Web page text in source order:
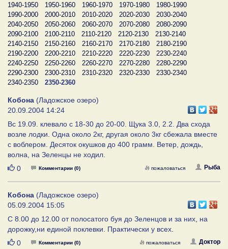
1940-1950
1950-1960 1960-1970 1970-1980
1980-1990
1990-2000
2000-2010 2010-2020 2020-2030
2030-2040
2040-2050
2050-2060 2060-2070 2070-2080
2080-2090
2090-2100
2100-2110 2110-2120 2120-2130
2130-2140
2140-2150
2150-2160 2160-2170 2170-2180
2180-2190
2190-2200
2200-2210 2210-2220 2220-2230
2230-2240
2240-2250
2250-2260 2260-2270 2270-2280
2280-2290
2290-2300
2300-2310 2310-2320 2320-2330
2330-2340
2340-2350
2350-2360
Кобона (Ладожское озеро)
20.09.2004 14:24
Вс 19.09. клевало с 18-30 до 20-00. Щука 3.0, 2.2. Два схода
возле лодки. Одна около 2кг, другая около 3кг сбежала вместе
с воблером. Десяток окушков до 400 грамм. Ветер, дождь,
волна, на Зеленцы не ходил.
Нравится
0 Комментарии (0) Рыба
пожаловаться
Кобона (Ладожское озеро)
05.09.2004 15:05
С 8.00 до 12.00 от полосатого буя до Зеленцов и за них, на
дорожку,ни единой поклевки. Практически у всех.
Нравится
0 Комментарии (0) Доктор
пожаловаться